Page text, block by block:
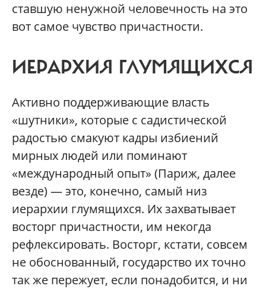
ставшую ненужной человечность на это
вот самое чувство причастности.
ИЕРАРХИЯ ГЛУМЯЩИХСЯ
Активно поддерживающие власть
«шутники», которые с садистической
радостью смакуют кадры избиений
мирных людей или поминают
«международный опыт» (Париж, далее
везде) — это, конечно, самый низ
иерархии глумящихся. Их захватывает
восторг причастности, им некогда
рефлексировать. Восторг, кстати, совсем
не обоснованный, государство их точно
так же пережует, если понадобится, и ни